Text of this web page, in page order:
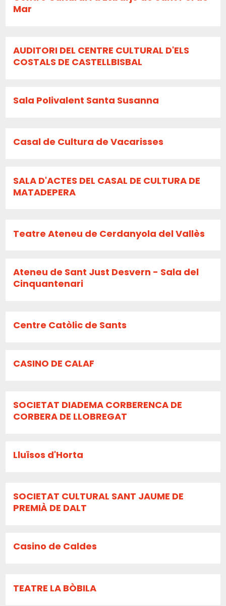
Mar
AUDITORI DEL CENTRE CULTURAL D'ELS
COSTALS DE CASTELLBISBAL
Sala Polivalent Santa Susanna
Casal de Cultura de Vacarisses
SALA D'ACTES DEL CASAL DE CULTURA DE
MATADEPERA
Teatre Ateneu de Cerdanyola del Vallès
Ateneu de Sant Just Desvern - Sala del
Cinquantenari
Centre Catòlic de Sants
CASINO DE CALAF
SOCIETAT DIADEMA CORBERENCA DE
CORBERA DE LLOBREGAT
Lluïsos d'Horta
SOCIETAT CULTURAL SANT JAUME DE
PREMIÀ DE DALT
Casino de Caldes
TEATRE LA BÒBILA